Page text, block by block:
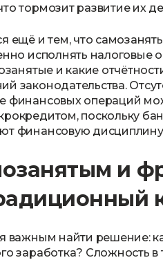
тормозит развитие их
ещё и тем, что
исполнять налоговые
и какие
законодательства.
финансовых операций
поскольку
финансовую
и
важным найти решение:
заработка? Сложность